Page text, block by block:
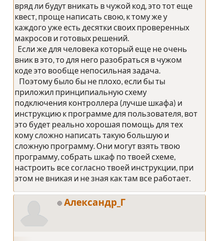
вряд ли будут вникать в чужой код, это тот еще
квест, проще написать свою, к тому же у
каждого уже есть десятки своих проверенных
макросов и готовых решений.
Если же для человека который еще не очень
вник в это, то для него разобраться в чужом
коде это вообще непосильная задача.
Поэтому было бы не плохо, если бы ты
приложил принципиальную схему
подключения контроллера (лучше шкафа) и
инструкцию к программе для пользователя, вот
это будет реально хорошая помощь для тех
кому сложно написать такую большую и
сложную программу. Они могут взять твою
программу, собрать шкаф по твоей схеме,
настроить все согласно твоей инструкции, при
этом не вникая и не зная как там все работает.
Александр_Г